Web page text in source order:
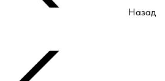
Назад